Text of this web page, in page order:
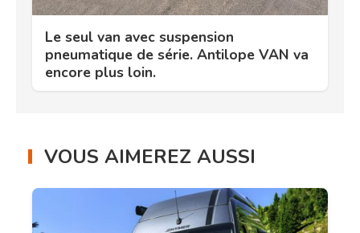
Le seul van avec suspension
pneumatique de série. Antilope VAN va
encore plus loin.
VOUS AIMEREZ AUSSI